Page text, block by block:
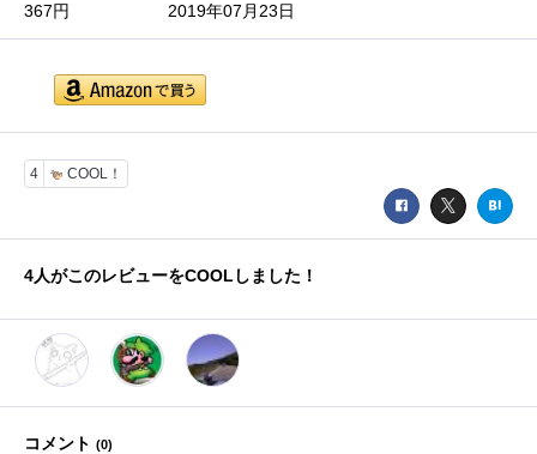
367円
2019年07月23日
4 COOL！
4人がこのレビューをCOOLしました！
コメント (0)